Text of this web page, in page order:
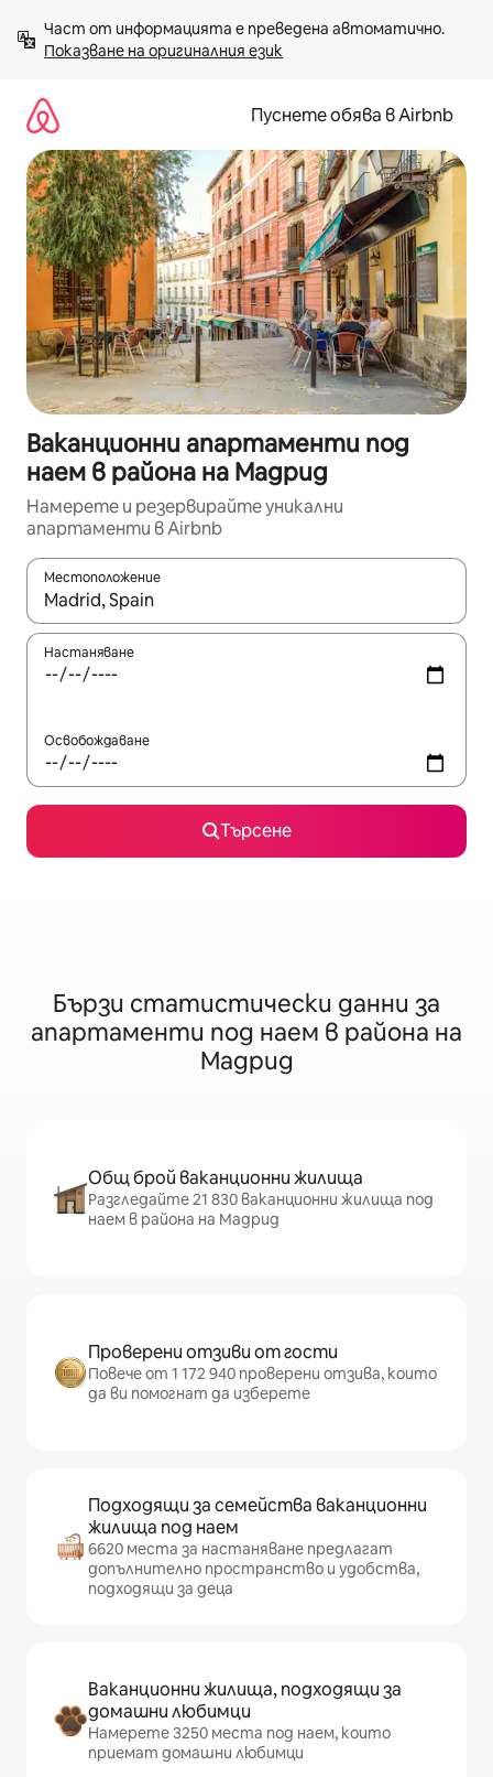
към
съдържанието
Показване на оригиналния език
Пуснете обява в Airbnb
Ваканционни апартаменти под
наем в района на Мадрид
Намерете и резервирайте уникални
апартаменти в Airbnb
Местоположение
Когато резултатите се покажат, използвайте
Настаняване
Освобождаване
Търсене
Бързи статистически данни за
апартаменти под наем в района на
Мадрид
Общ брой ваканционни жилища
Разгледайте 21 830 ваканционни жилища под
наем в района на Мадрид
Проверени отзиви от гости
Повече от 1 172 940 проверени отзива, които
да ви помогнат да изберете
Подходящи за семейства ваканционни
жилища под наем
6620 места за настаняване предлагат
допълнително пространство и удобства,
подходящи за деца
Ваканционни жилища, подходящи за
домашни любимци
Намерете 3250 места под наем, които
приемат домашни любимци